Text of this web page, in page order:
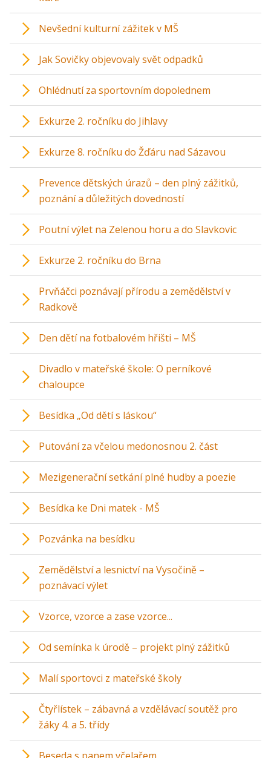
Nevšední kulturní zážitek v MŠ
Jak Sovičky objevovaly svět odpadků
Ohlédnutí za sportovním dopolednem
Exkurze 2. ročníku do Jihlavy
Exkurze 8. ročníku do Žďáru nad Sázavou
Prevence dětských úrazů – den plný zážitků,
poznání a důležitých dovedností
Poutní výlet na Zelenou horu a do Slavkovic
Exkurze 2. ročníku do Brna
Prvňáčci poznávají přírodu a zemědělství v
Radkově
Den dětí na fotbalovém hřišti – MŠ
Divadlo v mateřské škole: O perníkové
chaloupce
Besídka „Od dětí s láskou“
Putování za včelou medonosnou 2. část
Mezigenerační setkání plné hudby a poezie
Besídka ke Dni matek - MŠ
Pozvánka na besídku
Zemědělství a lesnictví na Vysočině –
poznávací výlet
Vzorce, vzorce a zase vzorce...
Od semínka k úrodě – projekt plný zážitků
Malí sportovci z mateřské školy
Čtyřlístek – zábavná a vzdělávací soutěž pro
žáky 4. a 5. třídy